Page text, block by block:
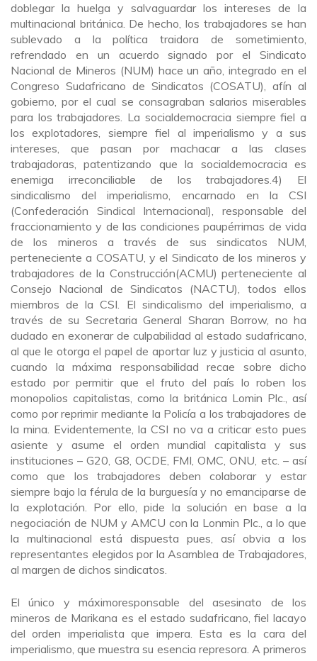
doblegar la huelga y salvaguardar los intereses de la
multinacional británica. De hecho, los trabajadores se han
sublevado a la política traidora de sometimiento,
refrendado en un acuerdo signado por el Sindicato
Nacional de Mineros (NUM) hace un año, integrado en el
Congreso Sudafricano de Sindicatos (COSATU), afín al
gobierno, por el cual se consagraban salarios miserables
para los trabajadores. La socialdemocracia siempre fiel a
los explotadores, siempre fiel al imperialismo y a sus
intereses, que pasan por machacar a las clases
trabajadoras, patentizando que la socialdemocracia es
enemiga irreconciliable de los trabajadores.4) El
sindicalismo del imperialismo, encarnado en la CSI
(Confederación Sindical Internacional), responsable del
fraccionamiento y de las condiciones paupérrimas de vida
de los mineros a través de sus sindicatos NUM,
perteneciente a COSATU, y el Sindicato de los mineros y
trabajadores de la Construcción(ACMU) perteneciente al
Consejo Nacional de Sindicatos (NACTU), todos ellos
miembros de la CSI. El sindicalismo del imperialismo, a
través de su Secretaria General Sharan Borrow, no ha
dudado en exonerar de culpabilidad al estado sudafricano,
al que le otorga el papel de aportar luz y justicia al asunto,
cuando la máxima responsabilidad recae sobre dicho
estado por permitir que el fruto del país lo roben los
monopolios capitalistas, como la británica Lomin Plc., así
como por reprimir mediante la Policía a los trabajadores de
la mina. Evidentemente, la CSI no va a criticar esto pues
asiente y asume el orden mundial capitalista y sus
instituciones – G20, G8, OCDE, FMI, OMC, ONU, etc. – así
como que los trabajadores deben colaborar y estar
siempre bajo la férula de la burguesía y no emanciparse de
la explotación. Por ello, pide la solución en base a la
negociación de NUM y AMCU con la Lonmin Plc., a lo que
la multinacional está dispuesta pues, así obvia a los
representantes elegidos por la Asamblea de Trabajadores,
al margen de dichos sindicatos.
El único y máximoresponsable del asesinato de los
mineros de Marikana es el estado sudafricano, fiel lacayo
del orden imperialista que impera. Esta es la cara del
imperialismo, que muestra su esencia represora. A primeros